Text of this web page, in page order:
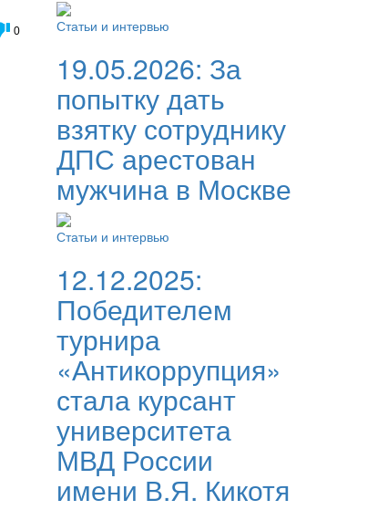
0 Статьи и интервью
19.05.2026: За
попытку дать
взятку сотруднику
ДПС арестован
мужчина в Москве
Статьи и интервью
12.12.2025:
Победителем
турнира
«Антикоррупция»
стала курсант
университета
МВД России
имени В.Я. Кикотя